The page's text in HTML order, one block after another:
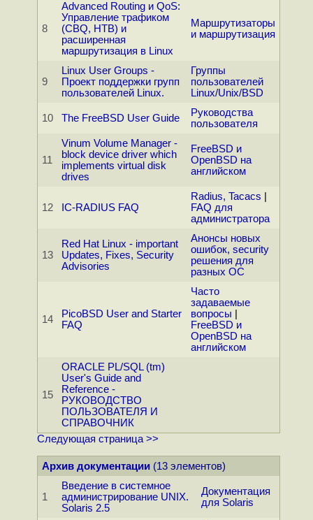
8
Advanced Routing и QoS:
Управление трафиком
(CBQ, HTB) и
расширенная
маршрутизация в Linux
Маршрутизаторы
и маршрутизация
9
Linux User Groups -
Проект поддержки групп
пользователей Linux.
Группы
пользователей
Linux/Unix/BSD
10 The FreeBSD User Guide
Руководства
пользователя
11
Vinum Volume Manager -
block device driver which
implements virtual disk
drives
FreeBSD и
OpenBSD на
английском
12 IC-RADIUS FAQ
Radius, Tacacs
FAQ для
администратора
13
Red Hat Linux - important
Updates, Fixes, Security
Advisories
Анонсы новых
ошибок, security
решения для
разных ОС
14
PicoBSD User and Starter
FAQ
Часто
задаваемые
вопросы
FreeBSD и
OpenBSD на
английском
15
ORACLE PL/SQL (tm)
User's Guide and
Reference -
РУКОВОДСТВО
ПОЛЬЗОВАТЕЛЯ И
СПРАВОЧНИК
Следующая страница >>
Архив документации(13 элементов)
1
Введение в системное
администрирование UNIX.
Solaris 2.5
Документация
для Solaris